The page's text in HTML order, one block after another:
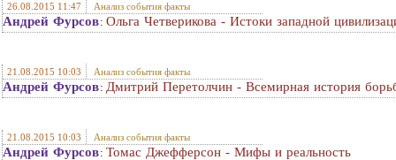
26.08.2015 11:47 Анализ события факты
Андрей Фурсов: Ольга Четверикова - Истоки западной
21.08.2015 10:03 Анализ события факты
Андрей Фурсов: Дмитрий Перетолчин - Всемирная история
21.08.2015 10:03 Анализ события факты
Андрей Фурсов: Томас Джефферсон - Мифы и реальность